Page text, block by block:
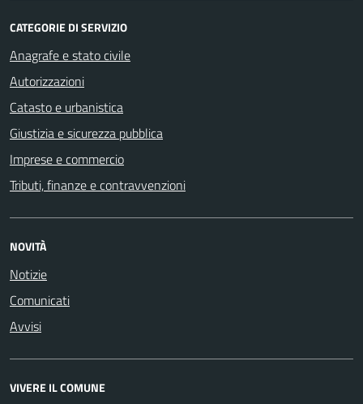
CATEGORIE DI SERVIZIO
Anagrafe e stato civile
Autorizzazioni
Catasto e urbanistica
Giustizia e sicurezza pubblica
Imprese e commercio
Tributi, finanze e contravvenzioni
NOVITÀ
Notizie
Comunicati
Avvisi
VIVERE IL COMUNE